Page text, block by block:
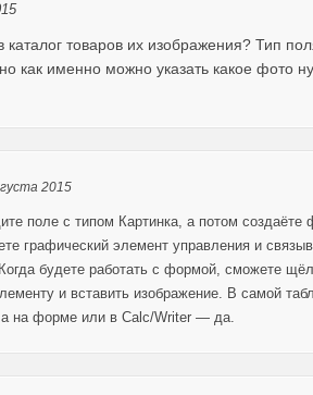
каталог товаров их изображения? Тип
как именно можно указать какое фото
2015
поле с типом Картинка, а потом создаёте
графический элемент управления и
будете работать с формой, сможете
и вставить изображение. В самой
а на форме или в Calc/Writer — да.